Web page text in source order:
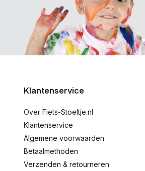
Klantenservice
Over Fiets-Stoeltje.nl
Klantenservice
Algemene voorwaarden
Betaalmethoden
Verzenden & retourneren